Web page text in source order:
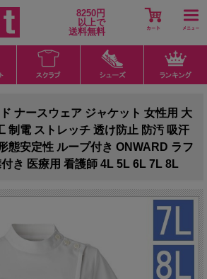
8250円
以上で
送料無料
ナースウェア ジャケット 女性用 大
制電 ストレッチ 透け防止 防汚 吸汗
態安定性 ループ付き ONWARD ラフ
き 医療用 看護師 4L 5L 6L 7L 8L